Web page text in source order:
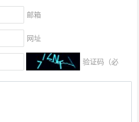
邮箱
网址
验证码（必